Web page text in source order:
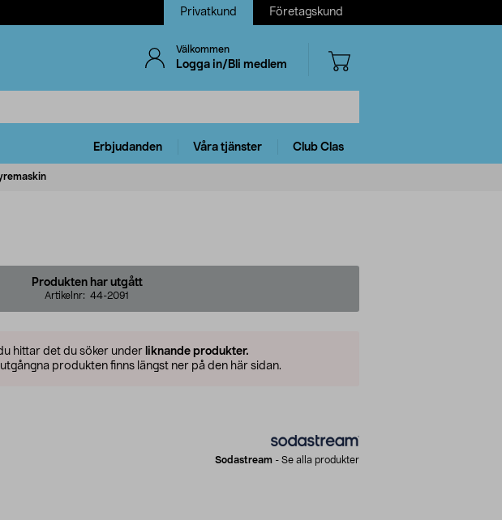
Privatkund Företagskund
Välkommen
Logga in/Bli medlem
Erbjudanden Våra tjänster Club Clas
Produkten har utgått
Artikelnr: 44-2091
hittar det du söker under liknande produkter.
produkten finns längst ner på den här sidan.
Sodastream - Se alla produkter